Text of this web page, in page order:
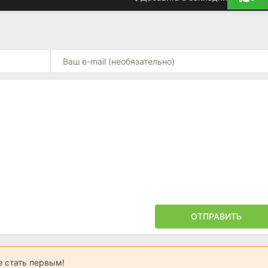
ОТПРАВИТЬ
стать первым!